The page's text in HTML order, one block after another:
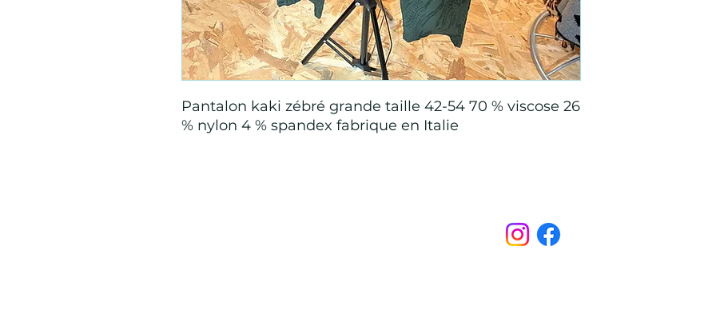
Pantalon kaki zébré grande taille 42-54 70 % viscose 26
% nylon 4 % spandex fabrique en Italie